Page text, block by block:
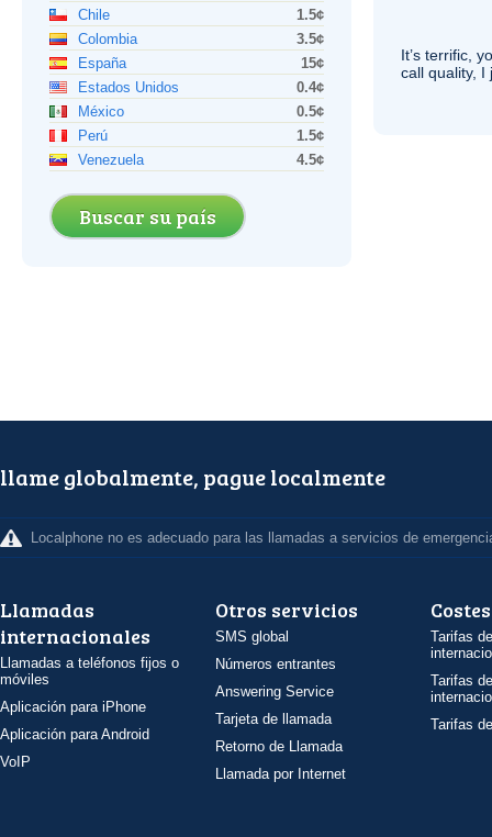
Chile
1.5¢
Colombia
3.5¢
España
15¢
Estados Unidos
0.4¢
México
0.5¢
Perú
1.5¢
Venezuela
4.5¢
Buscar su país
It’s terrific,
call quality, I
llame globalmente, pague localmente
Localphone no es adecuado para las llamadas a servicios de
Llamadas
internacionales
Llamadas a teléfonos fijos o
móviles
Aplicación para iPhone
Aplicación para Android
VoIP
Otros servicios
SMS global
Números entrantes
Answering Service
Tarjeta de llamada
Retorno de Llamada
Llamada por Internet
Costes
Tarifas
Tarifas
Tarifas